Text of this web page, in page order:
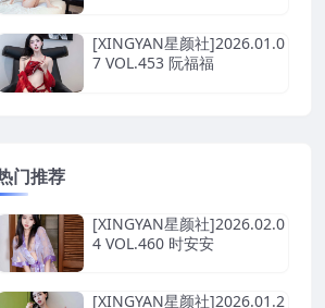
[XINGYAN星颜社]2026.01.0
7 VOL.453 阮福福
门推荐
[XINGYAN星颜社]2026.02.0
4 VOL.460 时安安
[XINGYAN星颜社]2026.01.2